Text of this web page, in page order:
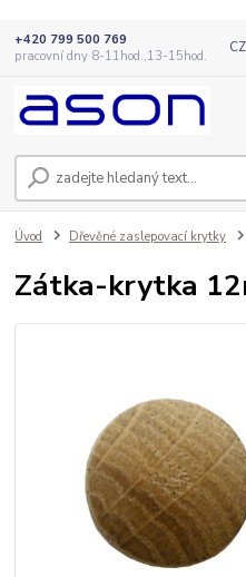
+420 799 500 769
pracovní dny 8-11hod.,13-15hod.
Úvod Dřevěné zaslepovací krytky
Zátka-krytka